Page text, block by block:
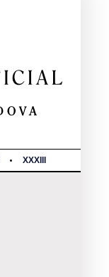
XXXIII